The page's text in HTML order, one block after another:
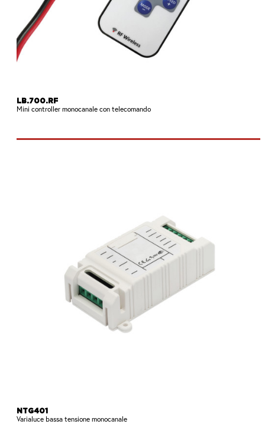
LB.700.RF
Mini controller monocanale con telecomando
NTG401
Varialuce bassa tensione monocanale